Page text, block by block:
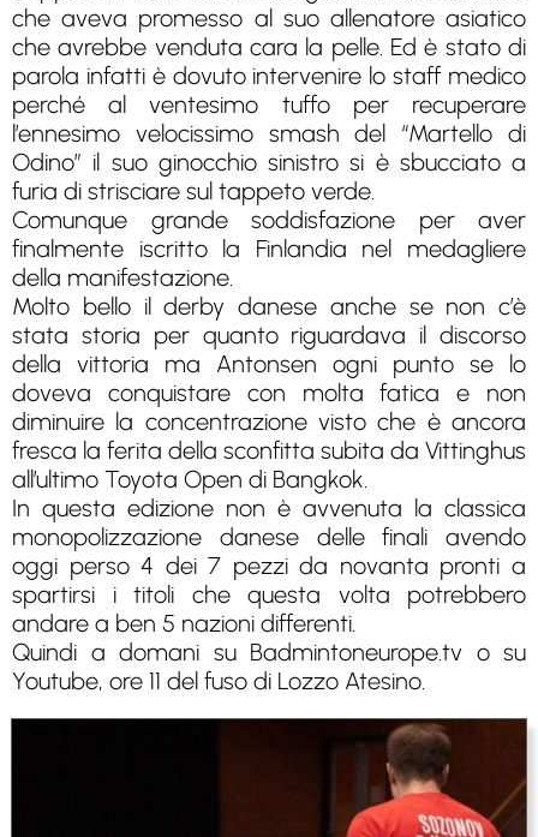
che aveva promesso al suo allenatore asiatico
che avrebbe venduta cara la pelle. Ed è stato di
parola infatti è dovuto intervenire lo staff medico
perché al ventesimo tuffo per recuperare
l’ennesimo velocissimo smash del “Martello di
Odino” il suo ginocchio sinistro si è sbucciato a
furia di strisciare sul tappeto verde.
Comunque grande soddisfazione per aver
finalmente iscritto la Finlandia nel medagliere
della manifestazione.
Molto bello il derby danese anche se non c’è
stata storia per quanto riguardava il discorso
della vittoria ma Antonsen ogni punto se lo
doveva conquistare con molta fatica e non
diminuire la concentrazione visto che è ancora
fresca la ferita della sconfitta subita da Vittinghus
all’ultimo Toyota Open di Bangkok.
In questa edizione non è avvenuta la classica
monopolizzazione danese delle finali avendo
oggi perso 4 dei 7 pezzi da novanta pronti a
spartirsi i titoli che questa volta potrebbero
andare a ben 5 nazioni differenti.
Quindi a domani su Badmintoneurope.tv o su
Youtube, ore 11 del fuso di Lozzo Atesino.